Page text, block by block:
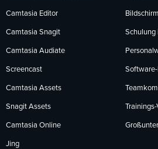
folgen
Camtasia Editor
Camtasia Snagit
Camtasia Audiate
Screencast
Camtasia Assets
Snagit Assets
Camtasia Online
Jing
Schulung